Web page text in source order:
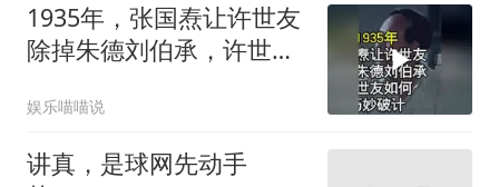
1935年，张国焘让许世友
除掉朱德刘伯承，许世友
娱乐喵喵说
讲真，是球网先动手